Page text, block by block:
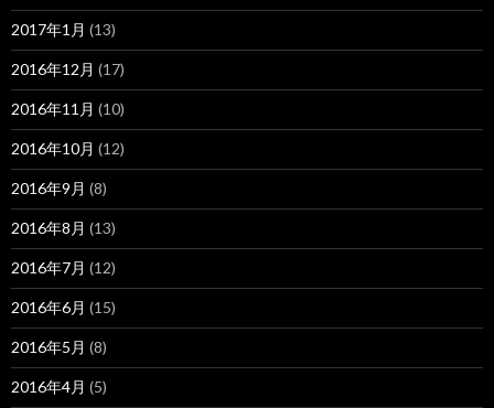
2017年1月 (13)
2016年12月 (17)
2016年11月 (10)
2016年10月 (12)
2016年9月 (8)
2016年8月 (13)
2016年7月 (12)
2016年6月 (15)
2016年5月 (8)
2016年4月 (5)